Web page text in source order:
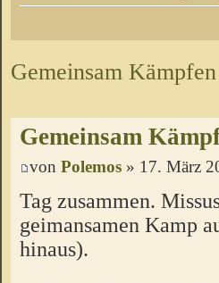
Gemeinsam
Gemeinsam
von Polemos » 17. März
Tag zusammen.
geimansamen Kamp
hinaus).